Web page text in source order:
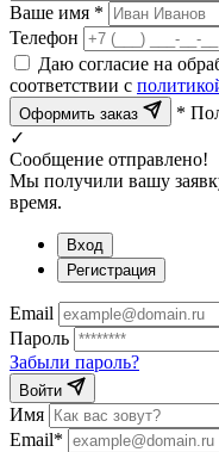
Ваше имя *
Телефон
Даю согласие на
соответствии с
Оформить заказ
*
✓
Сообщение отправлено!
Мы получили вашу
время.
Вход
Регистрация
Email
Пароль
Забыли пароль?
Войти
Имя
Email*